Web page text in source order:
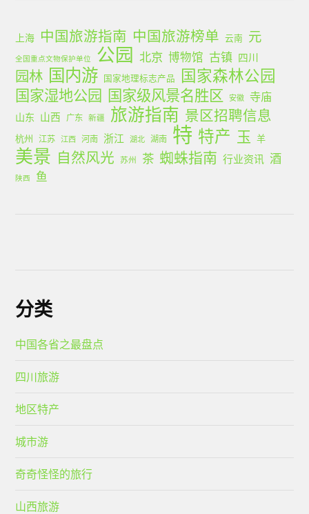
上海 中国旅游指南 中国旅游榜单 云南 元
全国重点文物保护单位 公园 北京 博物馆 古镇 四川
园林 国内游 国家地理标志产品 国家森林公园
国家湿地公园 国家级风景名胜区 安徽 寺庙
山东 山西 广东 新疆 旅游指南 景区招聘信息
杭州 江苏 江西 河南 浙江 湖北 湖南 特 特产 玉 羊
美景 自然风光 苏州 茶 蜘蛛指南 行业资讯 酒
陕西 鱼
分类
中国各省之最盘点
四川旅游
地区特产
城市游
奇奇怪怪的旅行
山西旅游